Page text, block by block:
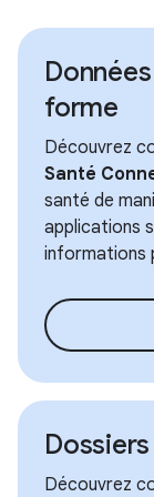
forme
Découvrez
Santé
santé de
applications
informations
Découvrez